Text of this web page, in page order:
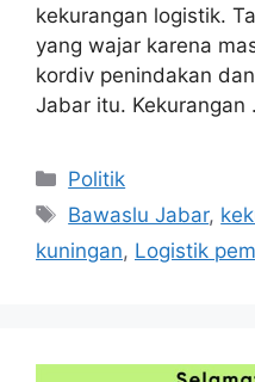
kekurangan logistik.
yang wajar karena
kordiv penindakan
Jabar itu. Kekurangan
Kategori
Politik
Tag
Bawaslu Jabar,
kuningan, Logistik